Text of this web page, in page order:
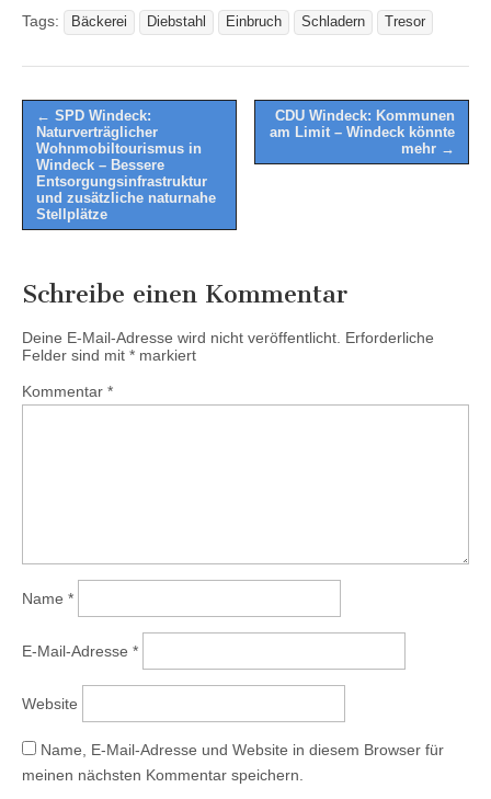
Tags: Bäckerei Diebstahl Einbruch Schladern Tresor
Post
navigation
← SPD Windeck:
Naturverträglicher
Wohnmobiltourismus in
Windeck – Bessere
Entsorgungsinfrastruktur
und zusätzliche naturnahe
Stellplätze
CDU Windeck: Kommunen
am Limit – Windeck könnte
mehr →
Schreibe einen Kommentar
Deine E-Mail-Adresse wird nicht veröffentlicht. Erforderliche
Felder sind mit * markiert
Kommentar *
Name *
E-Mail-Adresse *
Website
Name, E-Mail-Adresse und Website in diesem Browser für
meinen nächsten Kommentar speichern.